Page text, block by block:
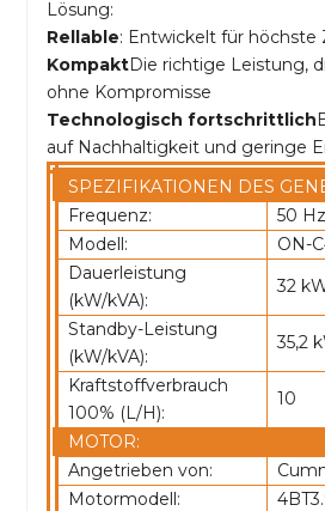
Lösung:
Rellable: Entwickelt für höchste
KompaktDie richtige Leistung,
ohne Kompromisse
Technologisch fortschrittlich
auf Nachhaltigkeit und geringe
SPEZIFIKATIONEN DES
Frequenz:
50 Hz
Modell:
ON-
Dauerleistung
(kW/kVA):
32
Standby-Leistung
(kW/kVA):
35,2
Kraftstoffverbrauch
100% (L/H):
10
MOTOR:
Angetrieben von:
Motormodell: